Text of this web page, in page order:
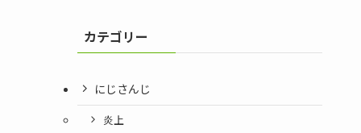
カテゴリー
にじさんじ
炎上